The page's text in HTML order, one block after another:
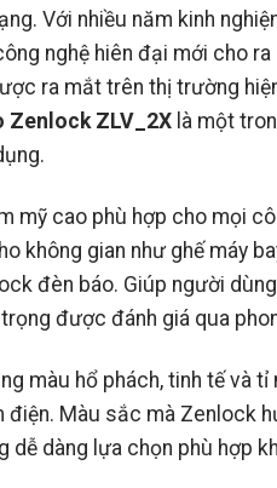
Với nhiều năm kinh
nghệ hiên đại mới cho
ra mắt trên thị trường
Zenlock ZLV_2Xlà một
mỹ cao phù hợp cho mọi
không gian như ghế máy
đèn báo. Giúp người
được đánh giá qua
màu hổ phách, tinh tế và
Màu sắc mà Zenlock
dễ dàng lựa chọn phù hợp